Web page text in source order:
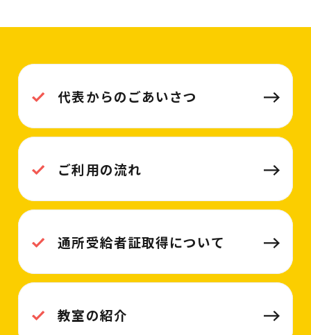
代表からのごあいさつ
ご利用の流れ
通所受給者証取得について
教室の紹介